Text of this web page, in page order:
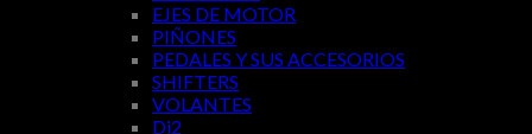
EJES DE MOTOR
PIÑONES
PEDALES Y SUS ACCESORIOS
SHIFTERS
VOLANTES
Di2